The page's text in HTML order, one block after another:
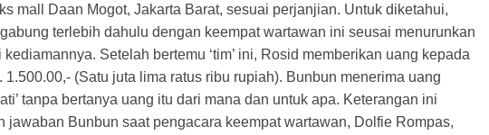
mall Daan Mogot, Jakarta Barat, sesuai perjanjian. Untuk diketahui,
terlebih dahulu dengan keempat wartawan ini seusai menurunkan
Setelah bertemu ‘tim’ ini, Rosid memberikan uang kepada
1.500.00,- (Satu juta lima ratus ribu rupiah). Bunbun menerima uang
tanpa bertanya uang itu dari mana dan untuk apa. Keterangan ini
jawaban Bunbun saat pengacara keempat wartawan, Dolfie Rompas,